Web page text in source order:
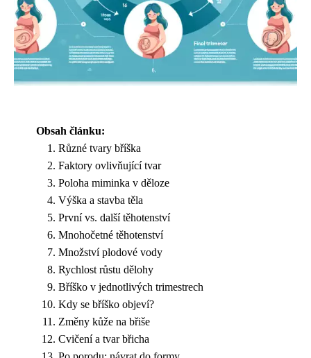
Obsah článku:
Různé tvary bříška
Faktory ovlivňující tvar
Poloha miminka v děloze
Výška a stavba těla
První vs. další těhotenství
Mnohočetné těhotenství
Množství plodové vody
Rychlost růstu dělohy
Bříško v jednotlivých trimestrech
Kdy se bříško objeví?
Změny kůže na břiše
Cvičení a tvar břicha